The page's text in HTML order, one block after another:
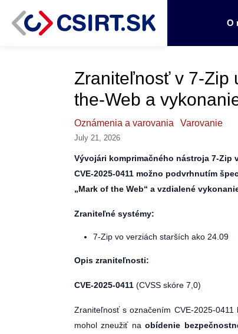
O
Zraniteľnosť v 7-Zip
the-Web a
Oznámenia a varovania Varovanie
July 21, 2026
Vývojári komprimačného nástroja 7-
CVE-2025-0411 možno podvrhnutím
„Mark of the Web“ a vzdialené
Zraniteľné systémy:
7-Zip vo verziách starších ako 24.09
Opis zraniteľnosti:
CVE-2025-0411 (CVSS skóre 7,0)
Zraniteľnosť s označením CVE-2025-
mohol zneužiť naobídenie